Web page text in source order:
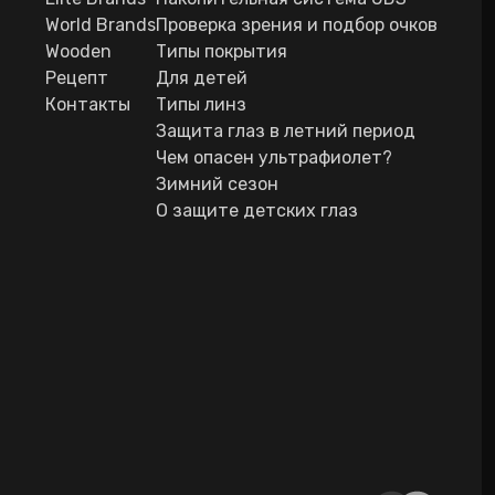
World Brands
Wooden
Рецепт
Контакты
Проверка зрения и подбор очков
Типы покрытия
Для детей
Типы линз
Защита глаз в летний период
Чем опасен ультрафиолет?
Зимний сезон
О защите детских глаз